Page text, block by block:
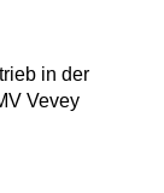
in der
Vevey